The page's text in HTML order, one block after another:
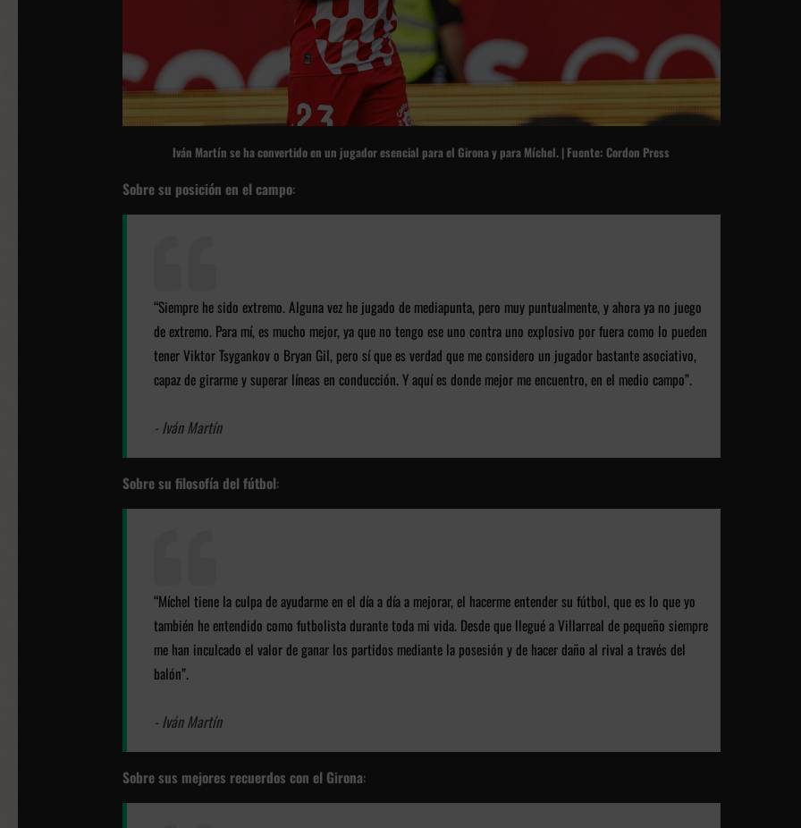
Iván Martín se ha convertido en un jugador esencial para el Girona y para Míchel. | Fuente: Cordon Press
Sobre su posición en el campo:
“Siempre he sido extremo. Alguna vez he jugado de mediapunta, pero muy puntualmente, y ahora ya no juego
de extremo. Para mí, es mucho mejor, ya que no tengo ese uno contra uno explosivo por fuera como lo pueden
tener Viktor Tsygankov o Bryan Gil, pero sí que es verdad que me considero un jugador bastante asociativo,
capaz de girarme y superar líneas en conducción. Y aquí es donde mejor me encuentro, en el medio campo”.
- Iván Martín
Sobre su filosofía del fútbol:
“Míchel tiene la culpa de ayudarme en el día a día a mejorar, el hacerme entender su fútbol, que es lo que yo
también he entendido como futbolista durante toda mi vida. Desde que llegué a Villarreal de pequeño siempre
me han inculcado el valor de ganar los partidos mediante la posesión y de hacer daño al rival a través del
balón”.
- Iván Martín
Sobre sus mejores recuerdos con el Girona: